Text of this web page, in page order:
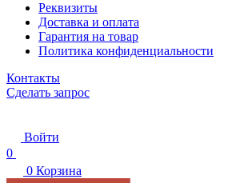
Реквизиты
Доставка и оплата
Гарантия на товар
Политика конфиденциальности
Контакты
Сделать запрос
Войти
0
0 Корзина